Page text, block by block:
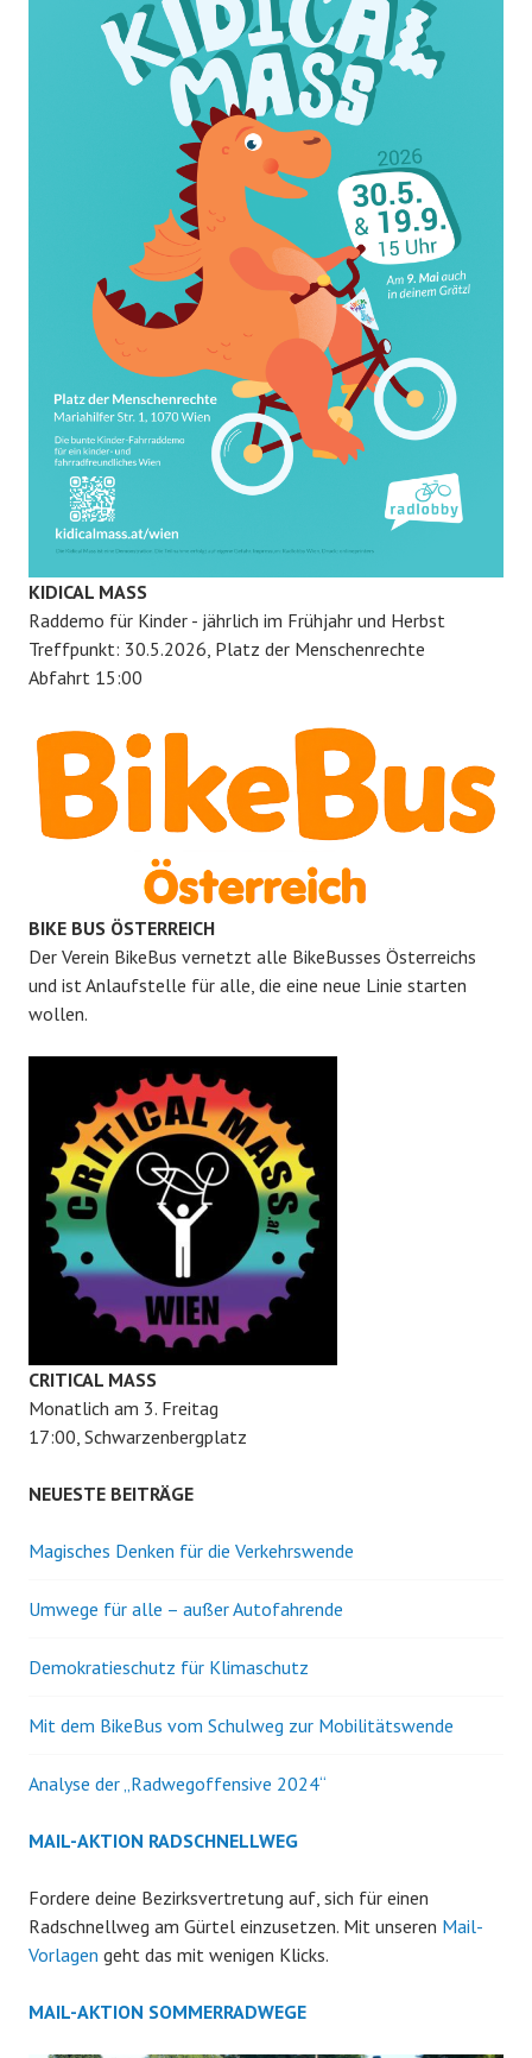
KIDICAL MASS
Raddemo für Kinder - jährlich im Frühjahr und Herbst
Treffpunkt: 30.5.2026, Platz der Menschenrechte
Abfahrt 15:00
BIKE BUS ÖSTERREICH
Der Verein BikeBus vernetzt alle BikeBusses Österreichs
und ist Anlaufstelle für alle, die eine neue Linie starten
wollen.
CRITICAL MASS
Monatlich am 3. Freitag
17:00, Schwarzenbergplatz
NEUESTE BEITRÄGE
Magisches Denken für die Verkehrswende
Umwege für alle – außer Autofahrende
Demokratieschutz für Klimaschutz
Mit dem BikeBus vom Schulweg zur Mobilitätswende
Analyse der „Radwegoffensive 2024“
MAIL-AKTION RADSCHNELLWEG
Fordere deine Bezirksvertretung auf, sich für einen
Radschnellweg am Gürtel einzusetzen. Mit unseren Mail-
Vorlagen geht das mit wenigen Klicks.
MAIL-AKTION SOMMERRADWEGE